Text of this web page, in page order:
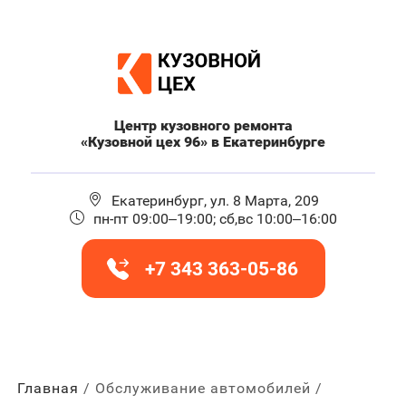
Центр кузовного ремонта
«Кузовной цех 96» в Екатеринбурге
Екатеринбург, ул. 8 Марта, 209
пн-пт 09:00–19:00; сб,вс 10:00–16:00
+7 343 363-05-86
Главная
Обслуживание автомобилей